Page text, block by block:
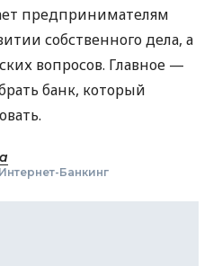
предпринимателям
собственного дела, а
вопросов. Главное —
банк, который
Интернет-Банкинг